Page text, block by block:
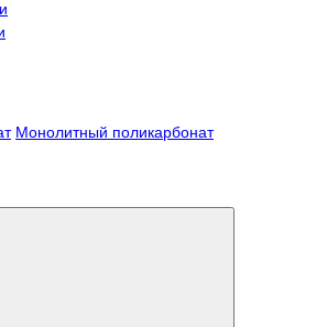
Монолитный поликарбонат